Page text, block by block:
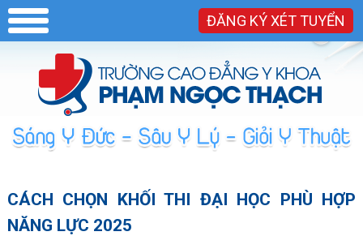
ĐĂNG KÝ XÉT TUYỂN
CÁCH CHỌN KHỐI THI ĐẠI HỌC PHÙ HỢP
NĂNG LỰC 2025